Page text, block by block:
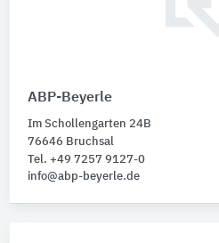
ABP-Beyerle
Im Schollengarten 24B
76646 Bruchsal
Tel. +49 7257 9127-0
info@abp-beyerle.de